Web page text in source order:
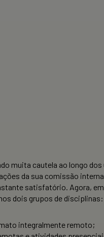
muita cautela ao longo
da sua comissão
satisfatório. Agora,
dois grupos de disciplinas:
integralmente remoto;